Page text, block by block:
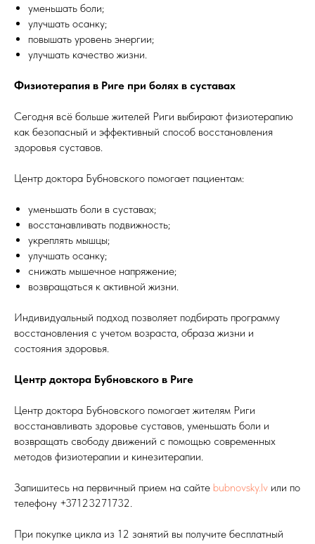
уменьшать боли;
улучшать осанку;
повышать уровень энергии;
улучшать качество жизни.
Физиотерапия в Риге при болях в суставах
Сегодня всё больше жителей Риги выбирают физиотерапию
как безопасный и эффективный способ восстановления
здоровья суставов.
Центр доктора Бубновского помогает пациентам:
уменьшать боли в суставах;
восстанавливать подвижность;
укреплять мышцы;
улучшать осанку;
снижать мышечное напряжение;
возвращаться к активной жизни.
Индивидуальный подход позволяет подбирать программу
восстановления с учетом возраста, образа жизни и
состояния здоровья.
Центр доктора Бубновского в Риге
Центр доктора Бубновского помогает жителям Риги
восстанавливать здоровье суставов, уменьшать боли и
возвращать свободу движений с помощью современных
методов физиотерапии и кинезитерапии.
Запишитесь на первичный прием на сайте bubnovsky.lv или по
телефону +37123271732.
При покупке цикла из 12 занятий вы получите бесплатный